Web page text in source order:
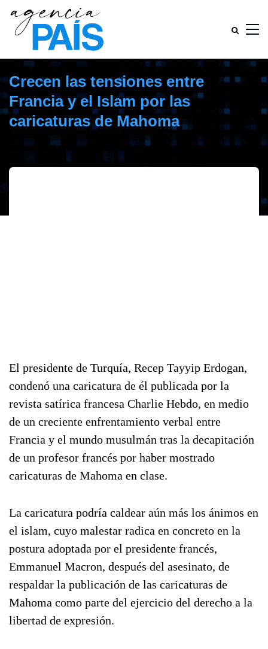
Crecen las tensiones entre
Francia y el Islam por las
caricaturas de Mahoma
octubre 29, 2020
El presidente de Turquía, Recep Tayyip Erdogan,
condenó una caricatura de él publicada por la
revista satírica francesa Charlie Hebdo, en medio
de un creciente enfrentamiento verbal entre
Francia y el mundo musulmán tras la decapitación
de un profesor francés por haber mostrado
caricaturas de Mahoma en clase.
La caricatura podría caldear aún más los ánimos en
el islam, cuyo malestar radica en concreto en la
postura adoptada por el presidente francés,
Emmanuel Macron, después del asesinato, de
respaldar la publicación de las caricaturas de
Mahoma como parte del ejercicio del derecho a la
libertad de expresión.